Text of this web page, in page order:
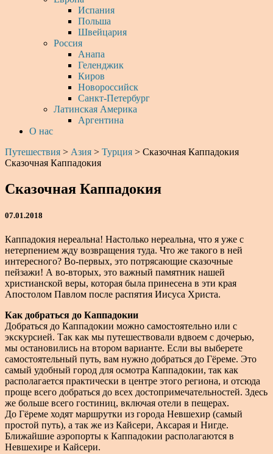
Испания
Польша
Швейцария
Россия
Анапа
Геленджик
Киров
Новороссийск
Санкт-Петербург
Латинская Америка
Аргентина
О нас
Путешествия > Азия > Турция > Сказочная Каппадокия
Сказочная Каппадокия
Сказочная Каппадокия
07.01.2018
Каппадокия нереальна! Настолько нереальна, что я уже с
нетерпением жду возвращения туда. Что же такого в ней
интересного? Во-первых, это потрясающие сказочные
пейзажи! А во-вторых, это важный памятник нашей
христианской веры, которая была принесена в эти края
Апостолом Павлом после распятия Иисуса Христа.
Как добраться до Каппадокии
Добраться до Каппадокии можно самостоятельно или с
экскурсией. Так как мы путешествовали вдвоем с дочерью,
мы остановились на втором варианте. Если вы выберете
самостоятельный путь, вам нужно добраться до Гёреме. Это
самый удобный город для осмотра Каппадокии, так как
располагается практически в центре этого региона, и отсюда
проще всего добраться до всех достопримечательностей. Здесь
же больше всего гостиниц, включая отели в пещерах.
До Гёреме ходят маршрутки из города Невшехир (самый
простой путь), а так же из Кайсери, Аксарая и Нигде.
Ближайшие аэропорты к Каппадокии располагаются в
Невшехире и Кайсери.